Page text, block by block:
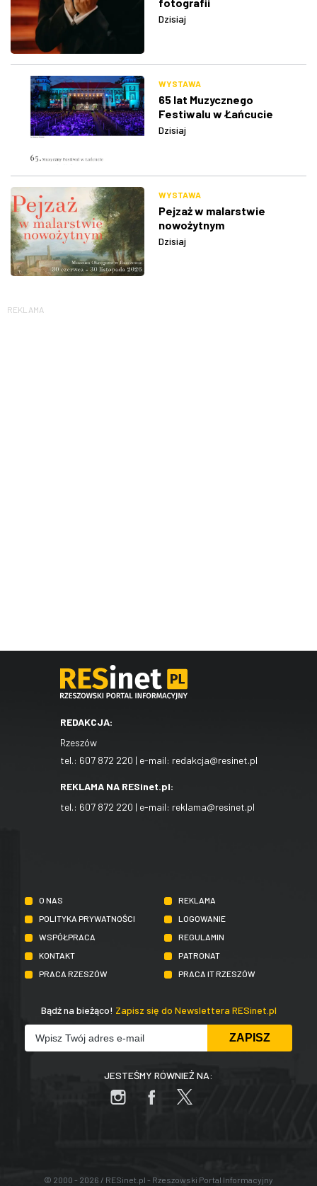
Dzisiaj
WYSTAWA
65 lat Muzycznego
Festiwalu w Łańcucie
Dzisiaj
WYSTAWA
Pejzaż w malarstwie
nowożytnym
Dzisiaj
REKLAMA
REDAKCJA:
Rzeszów
tel.: 607 872 220 | e-mail: redakcja@resinet.pl
REKLAMA NA RESinet.pl:
tel.: 607 872 220 | e-mail: reklama@resinet.pl
O NAS
REKLAMA
POLITYKA PRYWATNOŚCI
LOGOWANIE
WSPÓŁPRACA
REGULAMIN
KONTAKT
PATRONAT
PRACA RZESZÓW
PRACA IT RZESZÓW
Bądź na bieżąco! Zapisz się do Newslettera RESinet.pl
JESTEŚMY RÓWNIEŻ NA:
© 2000 - 2026 / RESinet.pl - Rzeszowski Portal Informacyjny